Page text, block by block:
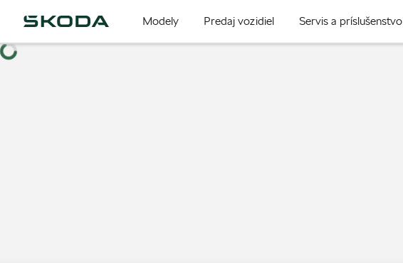
Modely Predaj vozidiel Servis a príslušenstvo